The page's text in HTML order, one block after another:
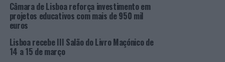
O detido recolheu às salas de detenção do COMETLIS, a
fim de ser presente a 1º Interrogatório judicial de
de Termo de Identidade e Residência.
Câmara de Lisboa reforça investimento em
projetos educativos com mais de 950 mil
euros
Lisboa recebe III Salão do Livro Maçónico de
14 a 15 de março